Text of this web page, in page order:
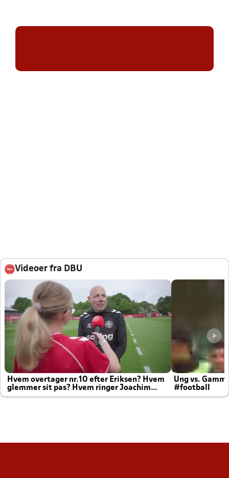
Videoer fra DBU
Hvem overtager nr.10 efter Eriksen? Hvem
glemmer sit pas? Hvem ringer Joachim
altid til efter kampe?
Ung vs.
#football